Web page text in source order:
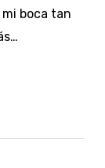
boca tan